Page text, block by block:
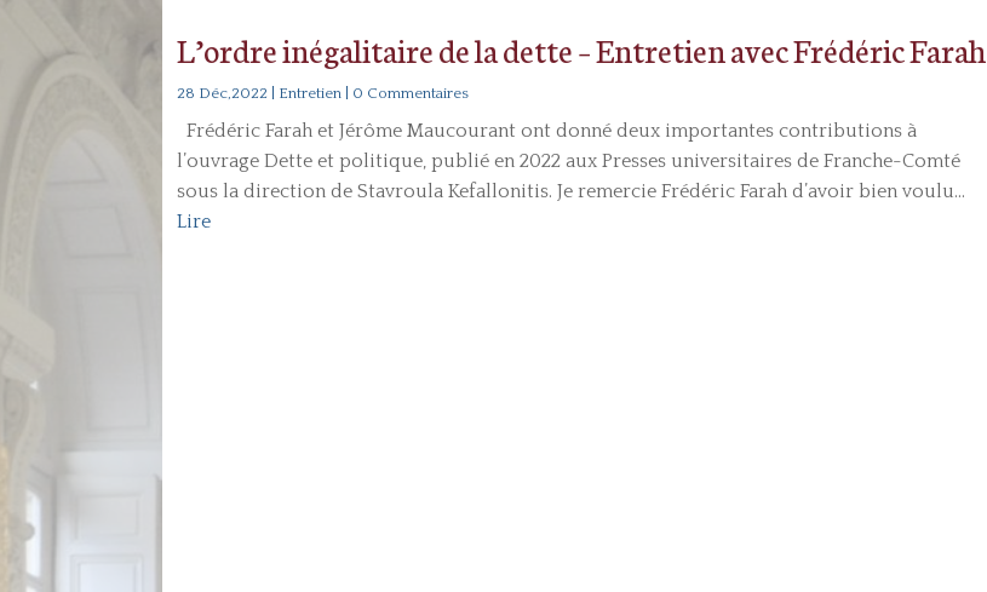
L’ordre inégalitaire de la dette – Entretien avec Frédéric Farah
28 Déc,2022 Entretien | 0 Commentaires
Frédéric Farah et Jérôme Maucourant ont donné deux importantes contributions à
l’ouvrage Dette et politique, publié en 2022 aux Presses universitaires de Franche-Comté
sous la direction de Stavroula Kefallonitis. Je remercie Frédéric Farah d’avoir bien voulu...
Lire